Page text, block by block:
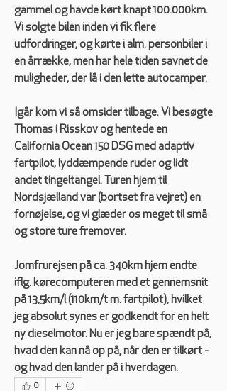
gammel og havde kørt knapt 100.000km.
Vi solgte bilen inden vi fik flere
udfordringer, og kørte i alm. personbiler i
en årrække, men har hele tiden savnet de
muligheder, der lå i den lette autocamper.
Igår kom vi så omsider tilbage. Vi besøgte
Thomas i Risskov og hentede en
California Ocean 150 DSG med adaptiv
fartpilot, lyddæmpende ruder og lidt
andet tingeltangel. Turen hjem til
Nordsjælland var (bortset fra vejret) en
fornøjelse, og vi glæder os meget til små
og store ture fremover.
Jomfrurejsen på ca. 340km hjem endte
iflg. kørecomputeren med et gennemsnit
på 13,5km/l (110km/t m. fartpilot), hvilket
jeg absolut synes er godkendt for en helt
ny dieselmotor. Nu er jeg bare spændt på,
hvad den kan nå op på, når den er tilkørt -
og hvad den lander på i hverdagen.
0